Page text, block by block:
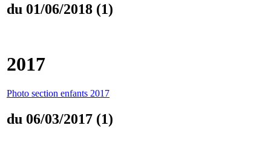
du 01/06/2018 (1)
2017
Photo section enfants 2017
du 06/03/2017 (1)